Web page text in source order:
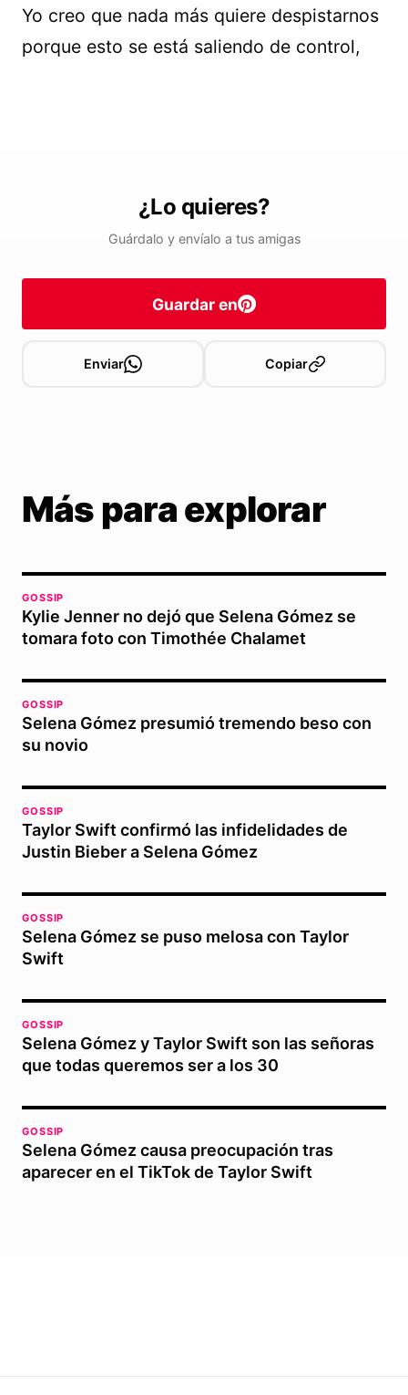
Yo creo que nada más quiere despistarnos
porque esto se está saliendo de control,
¿Lo quieres?
Guárdalo y envíalo a tus amigas
Guardar en
Enviar Copiar
Más para explorar
GOSSIP
Kylie Jenner no dejó que Selena Gómez se
tomara foto con Timothée Chalamet
GOSSIP
Selena Gómez presumió tremendo beso con
su novio
GOSSIP
Taylor Swift confirmó las infidelidades de
Justin Bieber a Selena Gómez
GOSSIP
Selena Gómez se puso melosa con Taylor
Swift
GOSSIP
Selena Gómez y Taylor Swift son las señoras
que todas queremos ser a los 30
GOSSIP
Selena Gómez causa preocupación tras
aparecer en el TikTok de Taylor Swift